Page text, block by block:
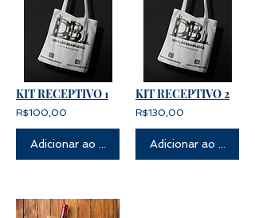
KIT RECEPTIVO 1
R$100,00
Adicionar ao carrinho
KIT RECEPTIVO 2
R$130,00
Adicionar ao carrinho